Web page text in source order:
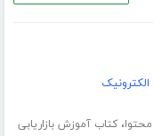
محتوا،کتاب آموزش بازاریابی